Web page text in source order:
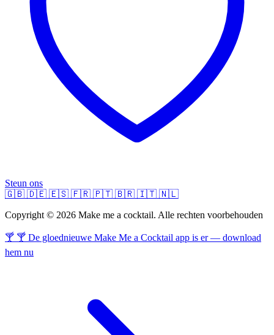
Steun ons
🇬🇧 🇩🇪 🇪🇸 🇫🇷 🇵🇹 🇧🇷 🇮🇹 🇳🇱
Copyright © 2026 Make me a cocktail. Alle rechten voorbehouden
🍸 🍸 De gloednieuwe Make Me a Cocktail app is er — download
hem nu